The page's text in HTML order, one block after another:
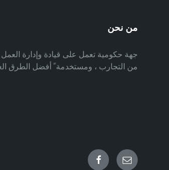
من نحن
جهة حكومية تعمل على قيادة وإدارة
من التجارب ، ومستخدمة ً أفضل الطرق
Email
Facebook